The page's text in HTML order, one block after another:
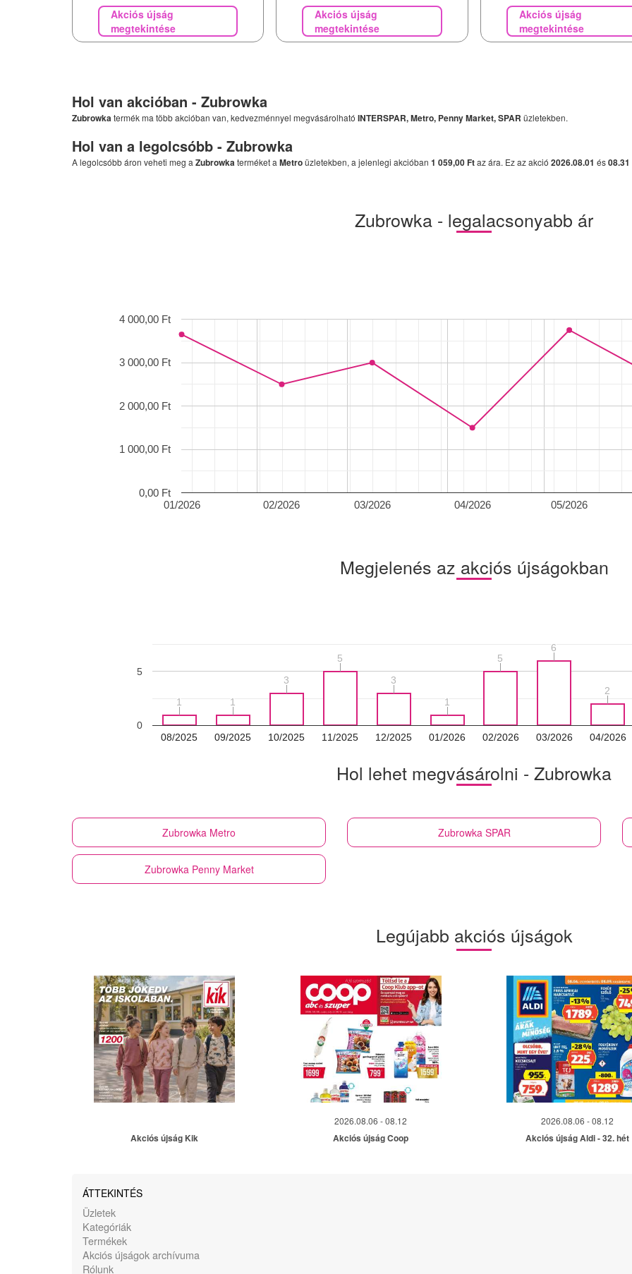
Akciós újság
megtekintése
Akciós újság
megtekintése
Akciós újság
megtekintése
Hol van akcióban - Zubrowka
Zubrowkatermék ma több akcióban van, kedvezménnyel megvásárolható INTERSPAR, Metro, Penny Market, SPAR üzletekben.
Hol van a legolcsóbb - Zubrowka
A legolcsóbb áron veheti meg a Zubrowkaterméket a Metroüzletekben, a jelenlegi akcióban 1 059,00 Ftaz ára. Ez az akció 2026.08.01 és08.31
Zubrowka - legalacsonyabb ár
01/2026 02/2026 03/2026 04/2026 05/2026
0,00 Ft
1 000,00 Ft
2 000,00 Ft
3 000,00 Ft
4 000,00 Ft
Megjelenés az akciós újságokban
08/2025 09/2025 10/2025 11/2025 12/2025 01/2026 02/2026 03/2026 04/2026
0
5
11 11
3
3
5
5
3
3
11
5
5
6
6
2
2
Hol lehet megvásárolni - Zubrowka
Zubrowka Metro Zubrowka SPAR
Zubrowka Penny Market
Legújabb akciós újságok
Akciós újság Kik
2026.08.06 - 08.12
Akciós újság Coop
2026.08.06 - 08.12
Akciós újság Aldi - 32. hét
ÁTTEKINTÉS
Üzletek
Kategóriák
Termékek
Akciós újságok archívuma
Rólunk